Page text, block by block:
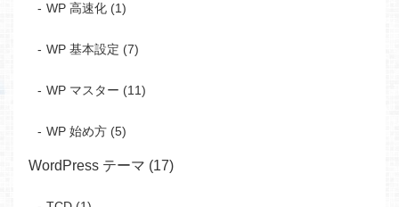
WP 高速化 (1)
WP 基本設定 (7)
WP マスター (11)
WP 始め方 (5)
WordPress テーマ (17)